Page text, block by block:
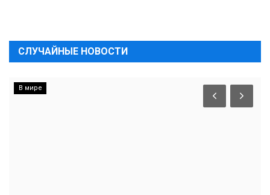
СЛУЧАЙНЫЕ НОВОСТИ
В мире